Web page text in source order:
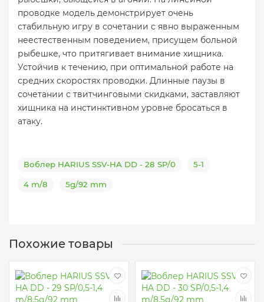
проводке модель демонстрирует очень
стабильную игру в сочетании с явно выраженным
неестественным поведением, присущем больной
рыбешке, что притягивает внимание хищника.
Устойчив к течению, при оптимальной работе на
средних скоростях проводки. Длинные паузы в
сочетании с твитчинговыми скидками, заставляют
хищника на инстинктивном уровне бросаться в
атаку.
Воблер HARIUS SSV-HA DD - 28 SP/0 5-1
4 m/8 5g/92 mm
Похожие товары